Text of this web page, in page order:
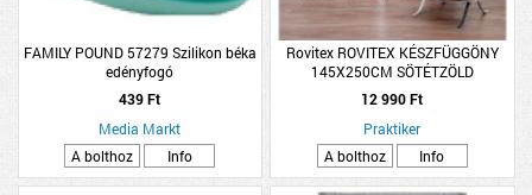
FAMILY POUND 57279 Szilikon béka
edényfogó
439 Ft
Media Markt
A bolthoz
Info
Rovitex ROVITEX KÉSZFÜGGÖNY
145X250CM SÖTÉTZÖLD
12 990 Ft
Praktiker
A bolthoz
Info